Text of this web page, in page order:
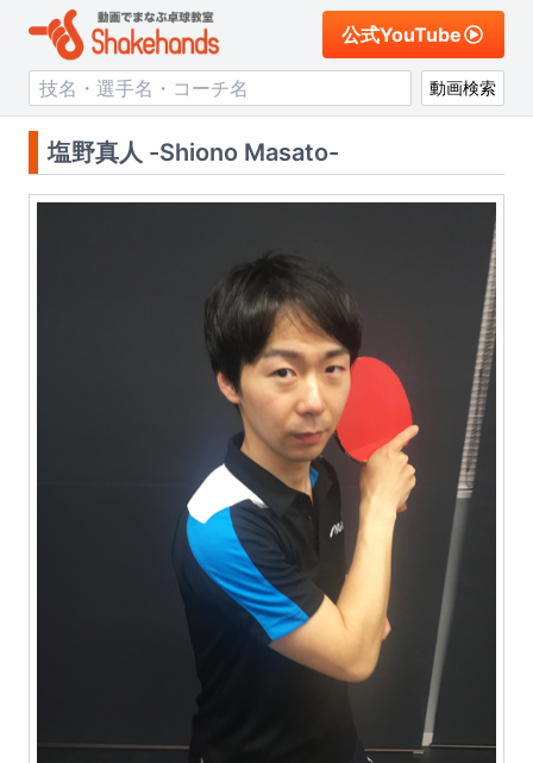
公式YouTube
動画検索
塩野真人 -Shiono Masato-